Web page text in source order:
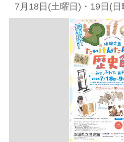
7月18日(土曜日)・19日(日